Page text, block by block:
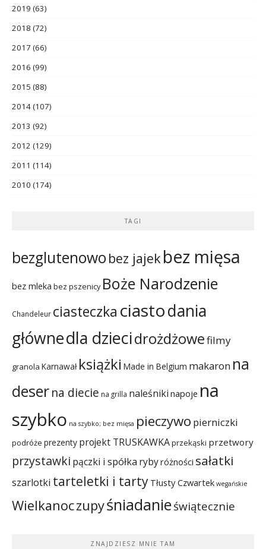
2019 (63)
2018 (72)
2017 (66)
2016 (99)
2015 (88)
2014(107)
2013 (92)
2012 (129)
2011 (114)
2010 (174)
TAGI
bezglutenowo bez jajekbez mięsa
bez mleka bez pszenicy Boże Narodzenie
Chandeleur ciasteczka ciastodania
głównedla dziecidrożdżowefilmy
granola Karnawał książki Made in Belgium makaron na
deserna diecie na grilla naleśniki napoje na
szybko na szybko; bez mięsa pieczywo pierniczki
podróże prezenty projekt TRUSKAWKAprzekąski przetwory
przystawki pączki i spółka rybyróżności sałatki
szarlotki tarteletki i tarty Tłusty Czwartek wegańskie
Wielkanoczupyśniadanieświątecznie
ZNAJDZIESZ MNIE TAM